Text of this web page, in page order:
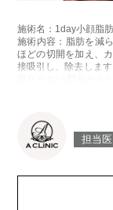
費用：アラガン社製
韓国製ボツリヌスト
オプション：表面麻
施術名：1day小顔脂
施術内容：脂肪を減
ほどの切開を加え、
接吸引し、除去しま
目立たない部分から
感などが術後一時的
染症、左右差、施術
顔の脂肪吸引箇所の
オプション：笑気麻
担当医